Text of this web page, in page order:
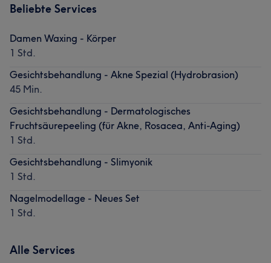
Beliebte Services
Damen Waxing - Körper
1 Std.
Gesichtsbehandlung - Akne Spezial (Hydrobrasion)
45 Min.
Gesichtsbehandlung - Dermatologisches
Fruchtsäurepeeling (für Akne, Rosacea, Anti-Aging)
1 Std.
Gesichtsbehandlung - Slimyonik
1 Std.
Nagelmodellage - Neues Set
1 Std.
Alle Services